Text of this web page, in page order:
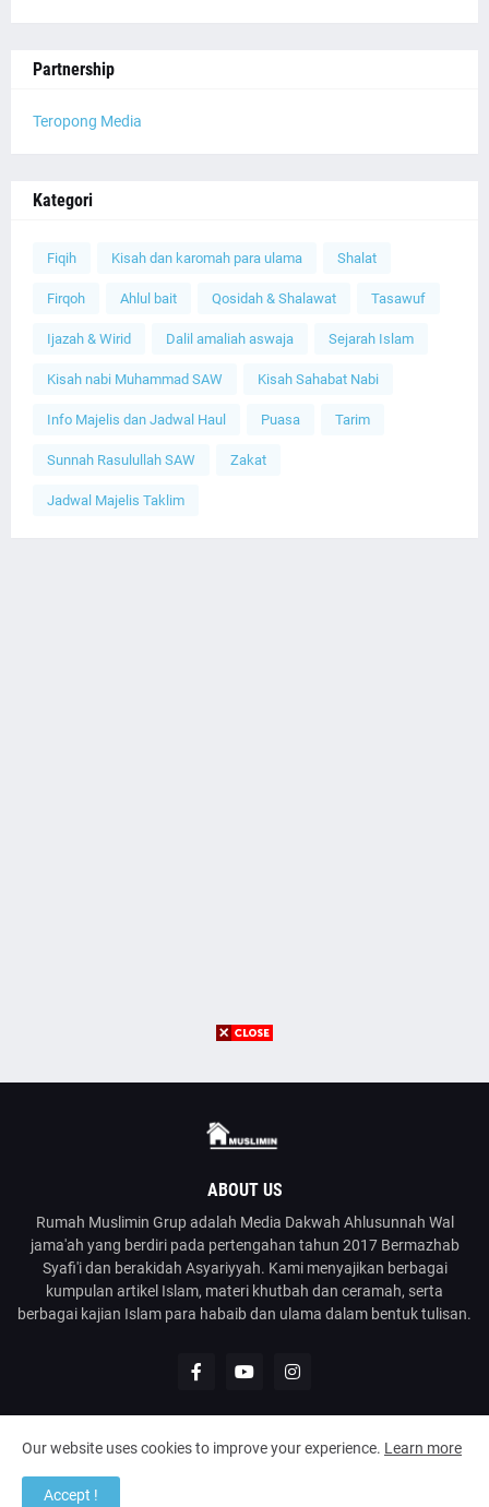
Partnership
Teropong Media
Kategori
Fiqih Kisah dan karomah para ulama Shalat
Firqoh Ahlul bait Qosidah & Shalawat Tasawuf
Ijazah & Wirid Dalil amaliah aswaja Sejarah Islam
Kisah nabi Muhammad SAW Kisah Sahabat Nabi
Info Majelis dan Jadwal Haul Puasa Tarim
Sunnah Rasulullah SAW Zakat
Jadwal Majelis Taklim
ABOUT US
Rumah Muslimin Grup adalah Media Dakwah Ahlusunnah Wal
jama'ah yang berdiri pada pertengahan tahun 2017 Bermazhab
Syafi'i dan berakidah Asyariyyah. Kami menyajikan berbagai
kumpulan artikel Islam, materi khutbah dan ceramah, serta
berbagai kajian Islam para habaib dan ulama dalam bentuk tulisan.
| Media Dakwah Ahlusunnah Wal Jama'ah
Home
Our website uses cookies to improve your experience. Learn more
Accept !